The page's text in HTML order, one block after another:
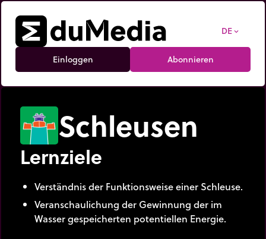
DE expand_more
Einloggen Abonnieren
Schleusen
Lernziele
Verständnis der Funktionsweise einer Schleuse.
Veranschaulichung der Gewinnung der im
Wasser gespeicherten potentiellen Energie.